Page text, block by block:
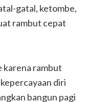
gatal, ketombe,
rambut cepat
karena rambut
diri
bangun pagi